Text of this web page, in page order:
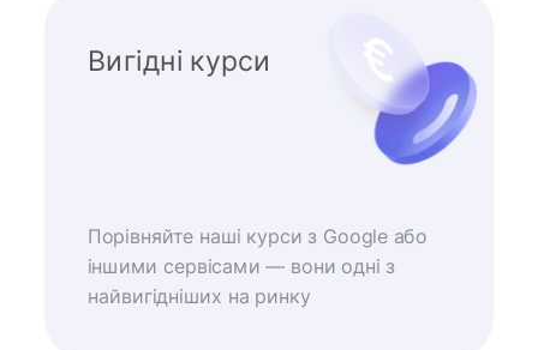
Вигідні курси
Порівняйте наші курси з Google або
іншими сервісами — вони одні з
найвигідніших на ринку